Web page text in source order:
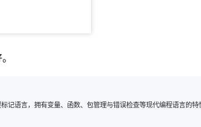
语言，拥有变量、函数、包管理与错误检查等现代编程语言的